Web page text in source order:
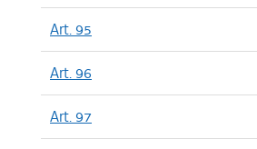
Art. 95
Art. 96
Art. 97